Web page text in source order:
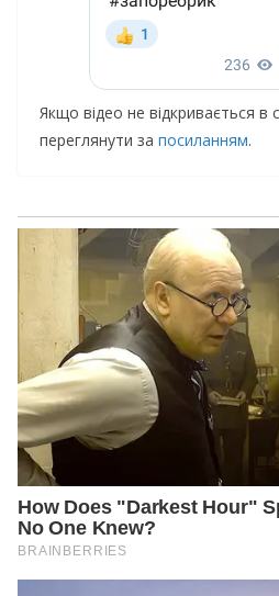
Якщо відео не відкривається в
переглянути за посиланням.